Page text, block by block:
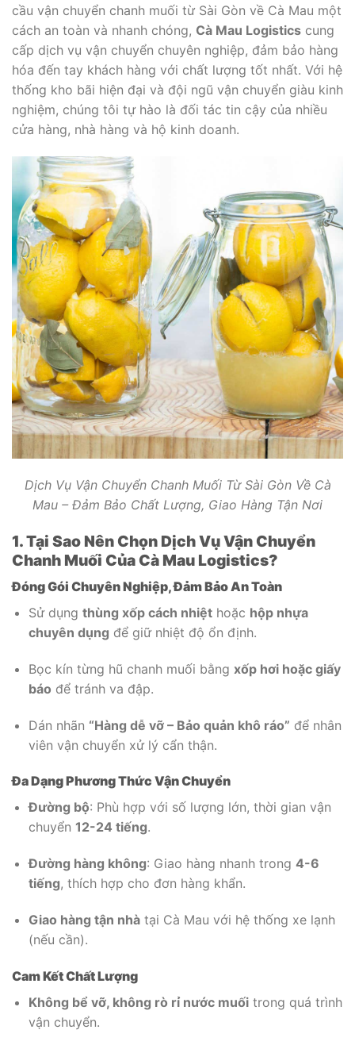
cầu vận chuyển chanh muối từ Sài Gòn về Cà Mau một
cách an toàn và nhanh chóng, Cà Mau Logistics cung
cấp dịch vụ vận chuyển chuyên nghiệp, đảm bảo hàng
hóa đến tay khách hàng với chất lượng tốt nhất. Với hệ
thống kho bãi hiện đại và đội ngũ vận chuyển giàu kinh
nghiệm, chúng tôi tự hào là đối tác tin cậy của nhiều
cửa hàng, nhà hàng và hộ kinh doanh.
Dịch Vụ Vận Chuyển Chanh Muối Từ Sài Gòn Về Cà
Mau – Đảm Bảo Chất Lượng, Giao Hàng Tận Nơi
1. Tại Sao Nên Chọn Dịch Vụ Vận Chuyển
Chanh Muối Của Cà Mau Logistics?
Đóng Gói Chuyên Nghiệp, Đảm Bảo An Toàn
Sử dụng thùng xốp cách nhiệthoặc hộp nhựa
chuyên dụng để giữ nhiệt độ ổn định.
Bọc kín từng hũ chanh muối bằng xốp hơi hoặc giấy
báo để tránh va đập.
Dán nhãn “Hàng dễ vỡ – Bảo quản khô ráo” để nhân
viên vận chuyển xử lý cẩn thận.
Đa Dạng Phương Thức Vận Chuyển
Đường bộ: Phù hợp với số lượng lớn, thời gian vận
chuyển 12-24 tiếng.
Đường hàng không: Giao hàng nhanh trong 4-6
tiếng, thích hợp cho đơn hàng khẩn.
Giao hàng tận nhàtại Cà Mau với hệ thống xe lạnh
(nếu cần).
Cam Kết Chất Lượng
Không bể vỡ, không rò rỉ nước muốitrong quá trình
vận chuyển.